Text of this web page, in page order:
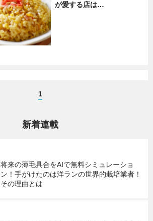
が愛する店は…
1
新着連載
将来の薄毛具合をAIで無料シミュレーショ
ン！手がけたのは洋ランの世界的栽培業者！
その理由とは